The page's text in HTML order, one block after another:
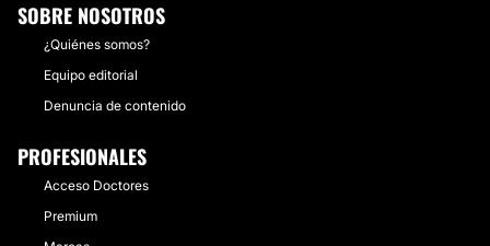
SOBRE NOSOTROS
¿Quiénes somos?
Equipo editorial
Denuncia de contenido
PROFESIONALES
Acceso Doctores
Premium